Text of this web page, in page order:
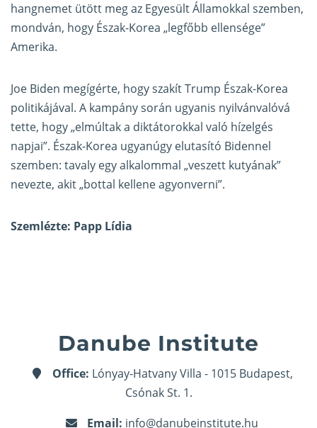
hangnemet ütött meg az Egyesült Államokkal szemben,
mondván, hogy Észak-Korea „legfőbb ellensége”
Amerika.
Joe Biden megígérte, hogy szakít Trump Észak-Korea
politikájával. A kampány során ugyanis nyilvánvalóvá
tette, hogy „elmúltak a diktátorokkal való hízelgés
napjai”. Észak-Korea ugyanúgy elutasító Bidennel
szemben: tavaly egy alkalommal „veszett kutyának”
nevezte, akit „bottal kellene agyonverni”.
Szemlézte: Papp Lídia
Danube Institute
Office: Lónyay-Hatvany Villa - 1015 Budapest,
Csónak St. 1.
Email: info@danubeinstitute.hu